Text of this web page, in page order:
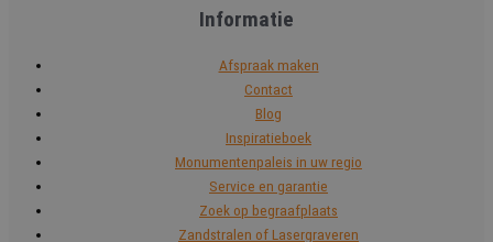
Informatie
Afspraak maken
Contact
Blog
Inspiratieboek
Monumentenpaleis in uw regio
Service en garantie
Zoek op begraafplaats
Zandstralen of Lasergraveren